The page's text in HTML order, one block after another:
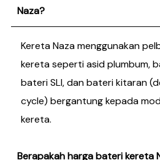
Naza?
Kereta Naza menggunakan
kereta seperti asid plumbum,
bateri SLI, dan bateri kitaran
cycle) bergantung kepada
kereta.
Berapakah harga bateri kereta